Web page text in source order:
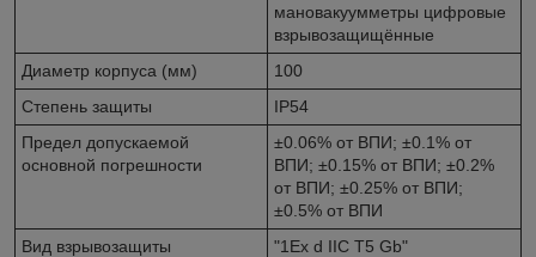
мановакуумметры цифровые
взрывозащищённые
Диаметр корпуса (мм)
100
Степень защиты
IP54
Предел допускаемой
основной погрешности
±0.06% от ВПИ; ±0.1% от
ВПИ; ±0.15% от ВПИ; ±0.2%
от ВПИ; ±0.25% от ВПИ;
±0.5% от ВПИ
Вид взрывозащиты
"1Eх d IIC T5 Gb"